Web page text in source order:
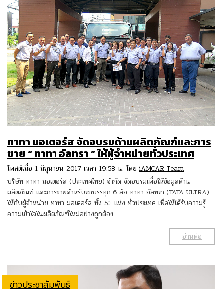
ทาทา มอเตอร์ส จัดอบรมด้านผลิตภัณฑ์และการ
ขาย “ ทาทา อัลทรา ” ให้ผู้จำหน่ายทั่วประเทศ
โพสต์เมื่อ 1 มิถุนายน 2017 เวลา 19:58 น. โดย iAMCAR Team
บริษัท ทาทา มอเตอร์ส (ประเทศไทย) จำกัด จัดอบรมเพื่อให้ข้อมูลด้าน
ผลิตภัณฑ์ และการขายสำหรับรถบรรทุก 6 ล้อ ทาทา อัลทรา (TATA ULTRA)
ให้กับผู้จำหน่าย ทาทา มอเตอร์ส ทั้ง 53 แห่ง ทั่วประเทศ เพื่อให้ได้รับความรู้
ความเข้าใจในผลิตภัณฑ์ใหม่อย่างถูกต้อง
อ่านต่อ
ข่าวประชาสัมพันธ์